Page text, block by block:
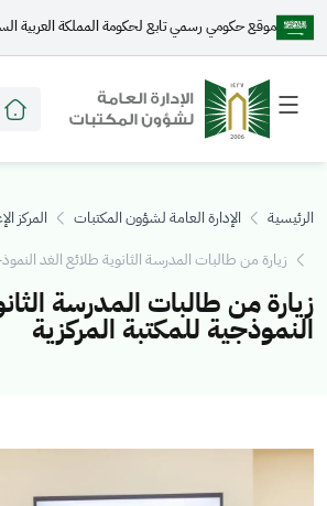
موقع حكومي رسمي تابع لحكومة المملكة العربية
Toggle
menu
Toggle
secondary
menu
الرئيسية الإدارة العامة لشؤون المكتبات المركز
زيارة من طالبات المدرسة الثانوية طلائع الغد
زيارة من طالبات المدرسة
النموذجية للمكتبة المركزية
الصورة